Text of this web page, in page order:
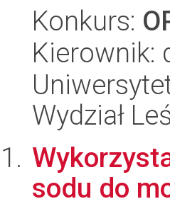
Konkurs:
Kierownik:
Wydział
sodu do